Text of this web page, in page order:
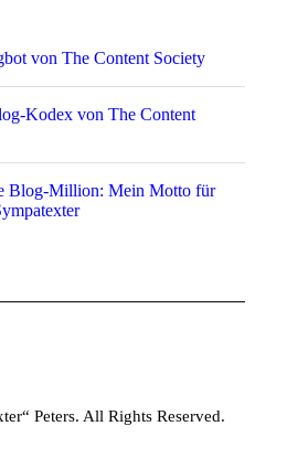
von The Content Society
Kodex von The Content
Blog-Million: Mein Motto für
Peters. All Rights Reserved.